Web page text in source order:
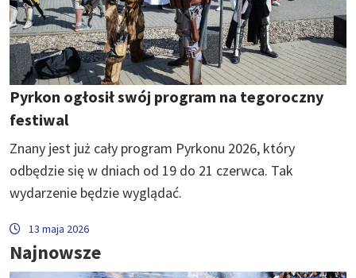
Pyrkon ogłosił swój program na tegoroczny
festiwal
Znany jest już cały program Pyrkonu 2026, który
odbędzie się w dniach od 19 do 21 czerwca. Tak
wydarzenie będzie wyglądać.
13 maja 2026
Najnowsze